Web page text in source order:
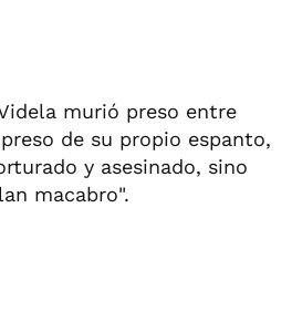
murió preso entre
de su propio espanto,
y asesinado, sino
macabro".